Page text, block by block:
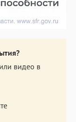
видео в